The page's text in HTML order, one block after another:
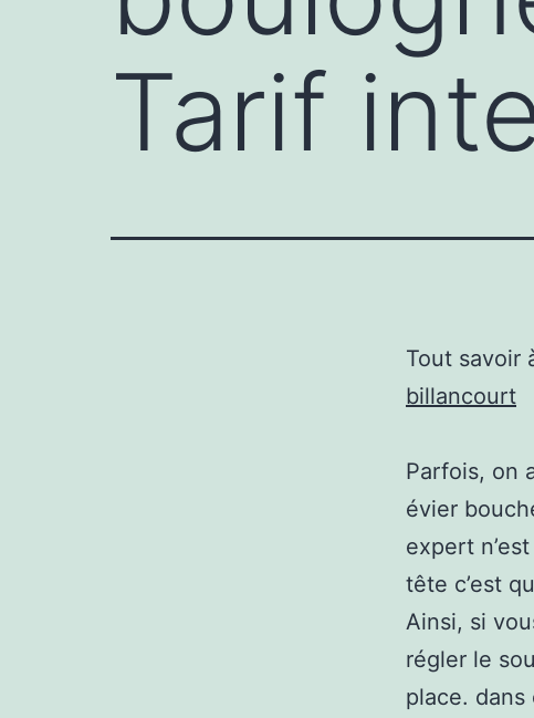
Tarif
Tout savoir
billancourt
Parfois, on
évier
expert
tête c’est
Ainsi, si
régler le
place.